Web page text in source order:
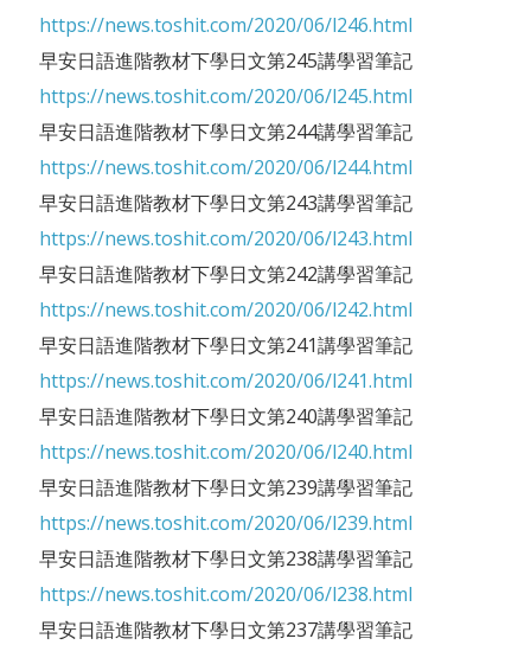
https://news.toshit.com/2020/06/l246.html
早安日語進階教材下學日文第245講學習筆記
https://news.toshit.com/2020/06/l245.html
早安日語進階教材下學日文第244講學習筆記
https://news.toshit.com/2020/06/l244.html
早安日語進階教材下學日文第243講學習筆記
https://news.toshit.com/2020/06/l243.html
早安日語進階教材下學日文第242講學習筆記
https://news.toshit.com/2020/06/l242.html
早安日語進階教材下學日文第241講學習筆記
https://news.toshit.com/2020/06/l241.html
早安日語進階教材下學日文第240講學習筆記
https://news.toshit.com/2020/06/l240.html
早安日語進階教材下學日文第239講學習筆記
https://news.toshit.com/2020/06/l239.html
早安日語進階教材下學日文第238講學習筆記
https://news.toshit.com/2020/06/l238.html
早安日語進階教材下學日文第237講學習筆記